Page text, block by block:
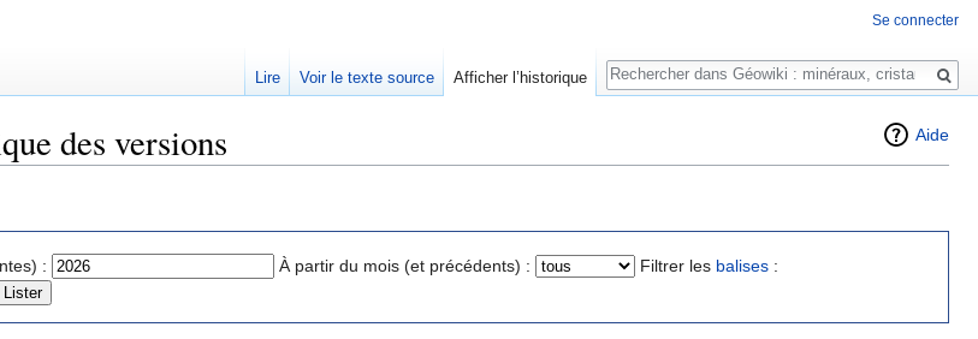
Aide
des versions
: À partir du mois (et précédents) : Filtrer les balises :
Se connecter
Lire Voir le texte source Afficher l’historique
Rechercher